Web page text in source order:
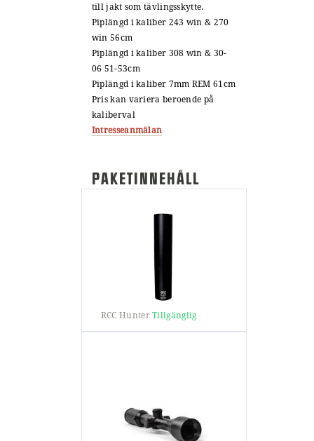
till jakt som tävlingsskytte.
Piplängd i kaliber 243 win & 270
win 56cm
Piplängd i kaliber 308 win & 30-
06 51-53cm
Piplängd i kaliber 7mm REM 61cm
Pris kan variera beroende på
kaliberval
Intresseanmälan
PAKETINNEHÅLL
RCC HunterTillgänglig